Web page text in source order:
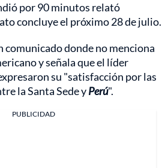
por 90 minutos relató
concluye el próximo 28 de julio.
comunicado donde no menciona
y señala que el líder
su "satisfacción por las
la Santa Sede yPerú".
PUBLICIDAD